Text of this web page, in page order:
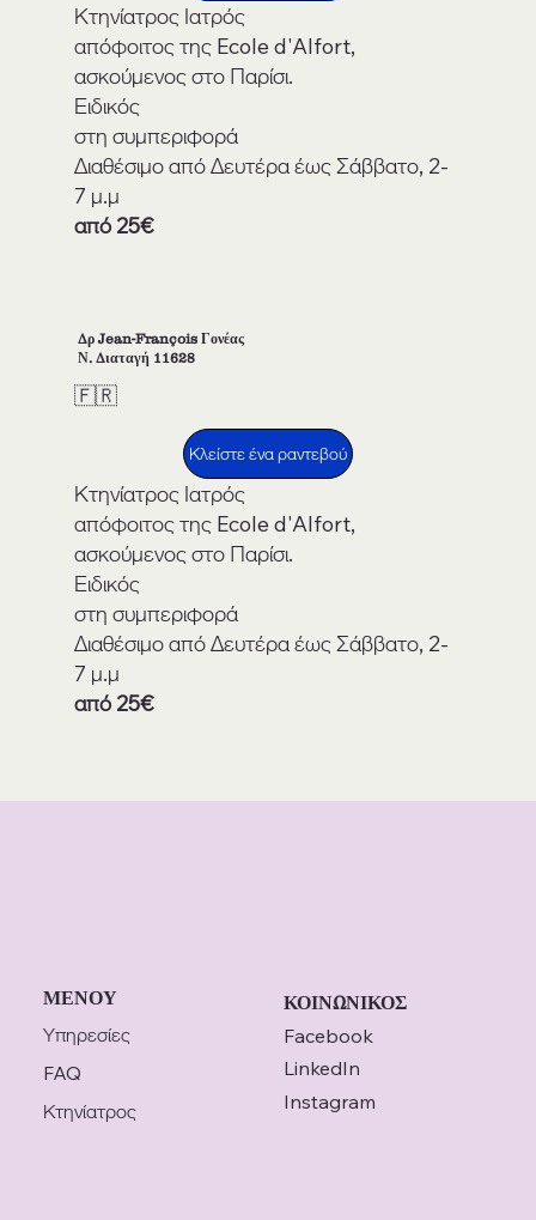
Κτηνίατρος Ιατρός
απόφοιτος της Ecole d'Alfort,
ασκούμενος στο Παρίσι.
Ειδικός
στη συμπεριφορά
Διαθέσιμο από Δευτέρα έως Σάββατο, 2-
7 μ.μ
από 25€
Δρ Jean-François Γονέας
Ν. Διαταγή 11628
🇫🇷
Κλείστε ένα ραντεβού
Κτηνίατρος Ιατρός
απόφοιτος της Ecole d'Alfort,
ασκούμενος στο Παρίσι.
Ειδικός
στη συμπεριφορά
Διαθέσιμο από Δευτέρα έως Σάββατο, 2-
7 μ.μ
από 25€
ΜΕΝΟΥ
Υπηρεσίες
FAQ
Κτηνίατρος
ΚΟΙΝΩΝΙΚΟΣ
Facebook
LinkedIn
Instagram